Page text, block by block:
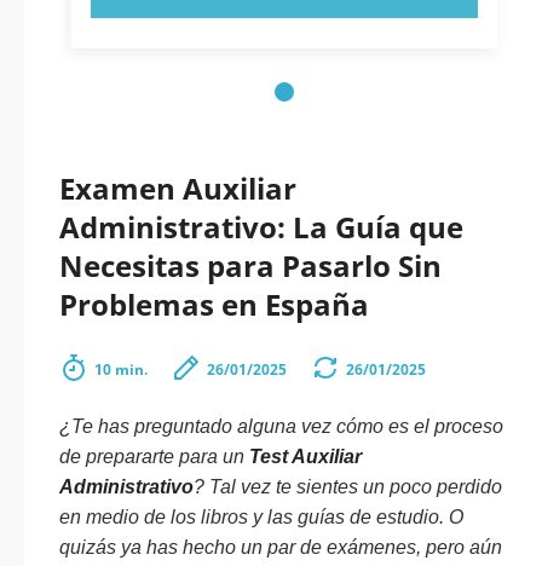
Examen Auxiliar
Administrativo: La Guía que
Necesitas para Pasarlo Sin
Problemas en España
10 min. 26/01/2025 26/01/2025
¿Te has preguntado alguna vez cómo es el proceso
de prepararte para un Test Auxiliar
Administrativo? Tal vez te sientes un poco perdido
en medio de los libros y las guías de estudio. O
quizás ya has hecho un par de exámenes, pero aún